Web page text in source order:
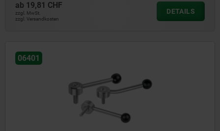
ab 19,81 CHF
zzgl. MwSt.
zzgl. Versandkosten
DETAILS
06401